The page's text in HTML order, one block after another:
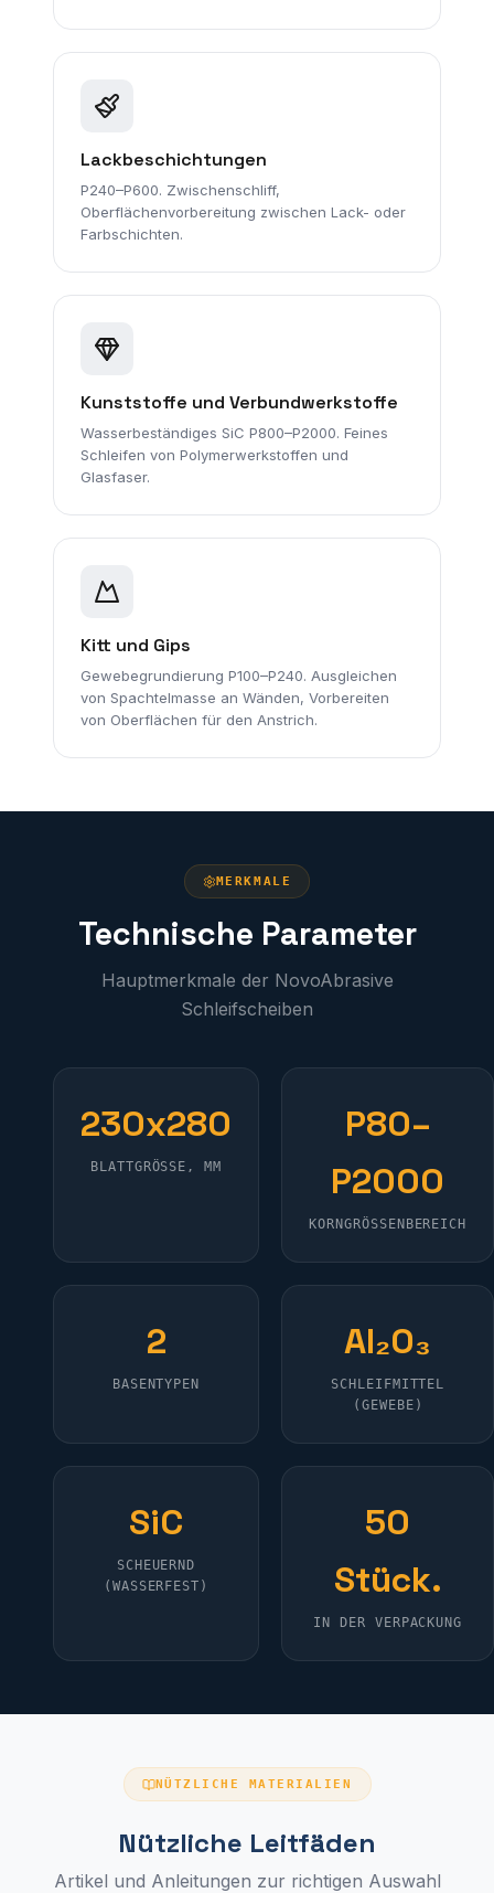
Lackbeschichtungen
P240–P600. Zwischenschliff,
Oberflächenvorbereitung zwischen Lack- oder
Farbschichten.
Kunststoffe und Verbundwerkstoffe
Wasserbeständiges SiC P800–P2000. Feines
Schleifen von Polymerwerkstoffen und
Glasfaser.
Kitt und Gips
Gewebegrundierung P100–P240. Ausgleichen
von Spachtelmasse an Wänden, Vorbereiten
von Oberflächen für den Anstrich.
MERKMALE
Technische Parameter
Hauptmerkmale der NovoAbrasive
Schleifscheiben
230x280
BLATTGRÖSSE, MM
P80–
P2000
KORNGRÖSSENBEREICH
2
BASENTYPEN
Al₂O₃
SCHLEIFMITTEL
(GEWEBE)
SiC
SCHEUERND
(WASSERFEST)
50
Stück.
IN DER VERPACKUNG
NÜTZLICHE MATERIALIEN
Nützliche Leitfäden
Artikel und Anleitungen zur richtigen Auswahl